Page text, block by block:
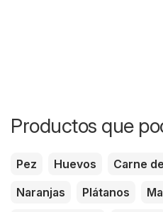
Productos que
Pez Huevos Carne
Naranjas
Plátanos